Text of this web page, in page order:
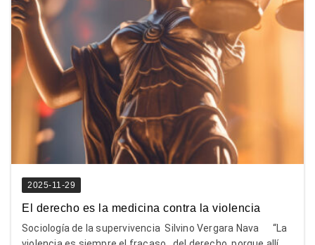
2025-11-29
El derecho es la medicina contra la violencia
Sociología de la supervivencia Silvino Vergara Nava “La